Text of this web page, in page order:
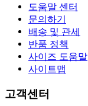
도움말 센터
문의하기
배송 및 관세
반품 정책
사이즈 도움말
사이트맵
고객센터